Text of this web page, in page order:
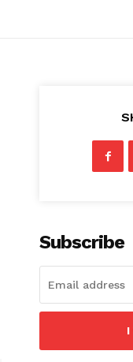
Subscribe
I